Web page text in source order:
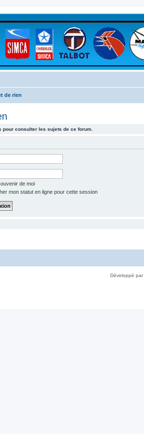
de rien
pour consulter les sujets de ce forum.
de moi
mon statut en ligne pour cette session
Développé par